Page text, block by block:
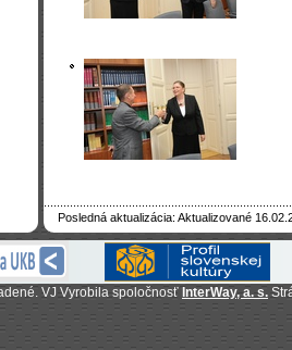
Posledná aktualizácia: Aktualizované
VJ Vyrobila spoločnosť InterWay, a. s.